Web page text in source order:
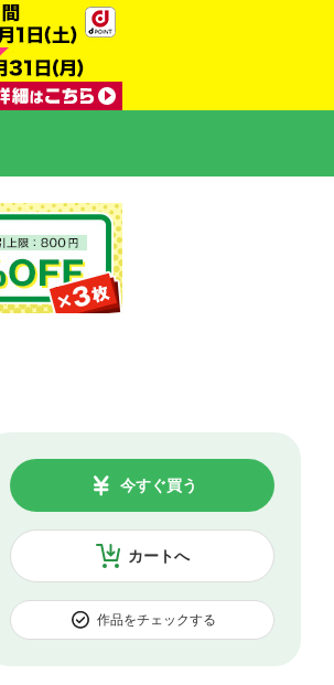
カートへ
今すぐ買う
作品をチェックする